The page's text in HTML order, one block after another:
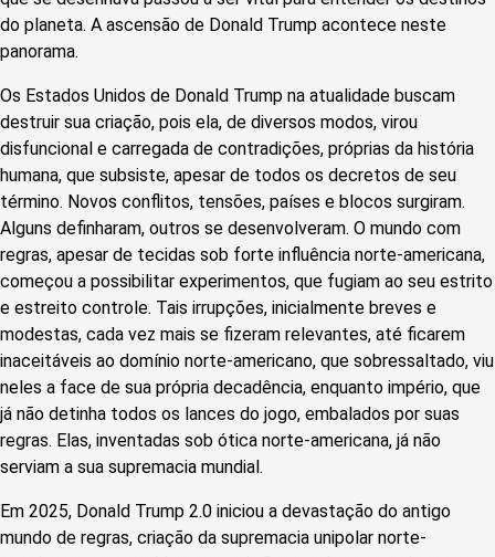
do planeta. A ascensão de Donald Trump acontece neste
panorama.
Os Estados Unidos de Donald Trump na atualidade buscam
destruir sua criação, pois ela, de diversos modos, virou
disfuncional e carregada de contradições, próprias da história
humana, que subsiste, apesar de todos os decretos de seu
término. Novos conflitos, tensões, países e blocos surgiram.
Alguns definharam, outros se desenvolveram. O mundo com
regras, apesar de tecidas sob forte influência norte-americana,
começou a possibilitar experimentos, que fugiam ao seu estrito
e estreito controle. Tais irrupções, inicialmente breves e
modestas, cada vez mais se fizeram relevantes, até ficarem
inaceitáveis ao domínio norte-americano, que sobressaltado, viu
neles a face de sua própria decadência, enquanto império, que
já não detinha todos os lances do jogo, embalados por suas
regras. Elas, inventadas sob ótica norte-americana, já não
serviam a sua supremacia mundial.
Em 2025, Donald Trump 2.0 iniciou a devastação do antigo
mundo de regras, criação da supremacia unipolar norte-